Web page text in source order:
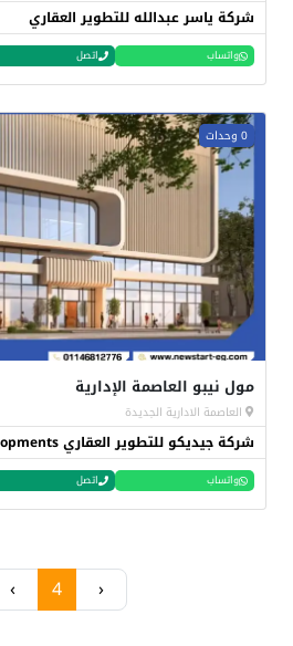
شركة ياسر عبدالله للتطوير العقاري
واتساب اتصل
0 وحدات
مول نيبو العاصمة الإدارية
العاصمة الادارية الجديدة
شركة جيديكو للتطوير العقاري Gedico Developments
واتساب اتصل
‹
4
›